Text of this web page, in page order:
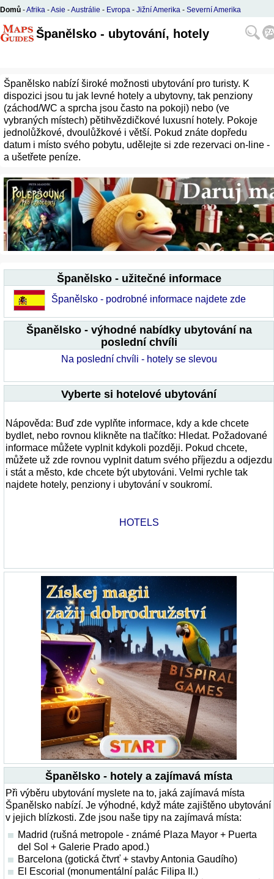
Domů -Afrika -Asie -Austrálie - Evropa - Jižní Amerika - Severní Amerika
Španělsko - ubytování, hotely
Španělsko nabízí široké možnosti ubytování pro turisty. K
dispozici jsou tu jak levné hotely a ubytovny, tak penziony
(záchod/WC a sprcha jsou často na pokoji) nebo (ve
vybraných místech) pětihvězdičkové luxusní hotely. Pokoje
jednolůžkové, dvoulůžkové i větší. Pokud znáte dopředu
datum i místo svého pobytu, udělejte si zde rezervaci on-line -
a ušetřete peníze.
Španělsko - užitečné informace
Španělsko - podrobné informace najdete zde
Španělsko - výhodné nabídky ubytování na
poslední chvíli
Na poslední chvíli - hotely se slevou
Vyberte si hotelové ubytování
Nápověda: Buď zde vyplňte informace, kdy a kde chcete
bydlet, nebo rovnou klikněte na tlačítko: Hledat. Požadované
informace můžete vyplnit kdykoli později. Pokud chcete,
můžete už zde rovnou vyplnit datum svého příjezdu a odjezdu
i stát a město, kde chcete být ubytováni. Velmi rychle tak
najdete hotely, penziony i ubytování v soukromí.
HOTELS
Španělsko - hotely a zajímavá místa
Při výběru ubytování myslete na to, jaká zajímavá místa
Španělsko nabízí. Je výhodné, když máte zajištěno ubytování
v jejich blízkosti. Zde jsou naše tipy na zajímavá místa:
Madrid (rušná metropole - známé Plaza Mayor + Puerta
del Sol + Galerie Prado apod.)
Barcelona (gotická čtvrť + stavby Antonia Gaudího)
El Escorial (monumentální palác Filipa II.)